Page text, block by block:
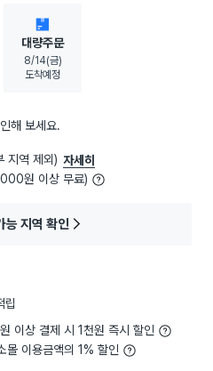
대량주문
8/14(금)
도착예정
해 보세요.
지역 제외) 자세히
원 이상 무료)
능 지역 확인
립
이상 결제 시 1천원 즉시 할인
몰 이용금액의 1% 할인